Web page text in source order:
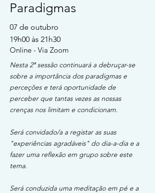
Paradigmas
07 de outubro
19h00 às 21h30
Online - Via Zoom
Nesta 2ª sessão continuará a debruçar-se
sobre a importância dos paradigmas e
perceções e terá oportunidade de
perceber que tantas vezes as nossas
crenças nos limitam e condicionam.
Será convidado/a a registar as suas
"experiências agradáveis" do dia-a-dia e a
fazer uma reflexão em grupo sobre este
tema.
Será conduzida uma meditação em pé e a